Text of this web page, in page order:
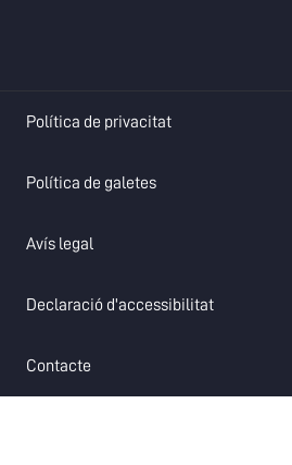
Política de privacitatopens in a new tab
Política de galetesopens in a new tab
Avís legal
Declaració d'accessibilitatopens in a
Contacte